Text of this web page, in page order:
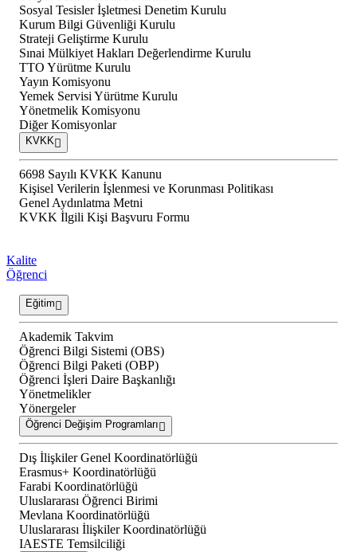
Sosyal Tesisler İşletmesi Denetim Kurulu
Kurum Bilgi Güvenliği Kurulu
Strateji Geliştirme Kurulu
Sınai Mülkiyet Hakları Değerlendirme Kurulu
TTO Yürütme Kurulu
Yayın Komisyonu
Yemek Servisi Yürütme Kurulu
Yönetmelik Komisyonu
Diğer Komisyonlar
KVKK
6698 Sayılı KVKK Kanunu
Kişisel Verilerin İşlenmesi ve Korunması Politikası
Genel Aydınlatma Metni
KVKK İlgili Kişi Başvuru Formu
Kalite
Öğrenci
Eğitim
Akademik Takvim
Öğrenci Bilgi Sistemi (OBS)
Öğrenci Bilgi Paketi (OBP)
Öğrenci İşleri Daire Başkanlığı
Yönetmelikler
Yönergeler
Öğrenci Değişim Programları
Dış İlişkiler Genel Koordinatörlüğü
Erasmus+ Koordinatörlüğü
Farabi Koordinatörlüğü
Uluslararası Öğrenci Birimi
Mevlana Koordinatörlüğü
Uluslararası İlişkiler Koordinatörlüğü
IAESTE Temsilciliği